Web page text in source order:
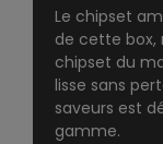
Le chipset
de cette
chipset du
lisse sans
saveurs est
gamme.